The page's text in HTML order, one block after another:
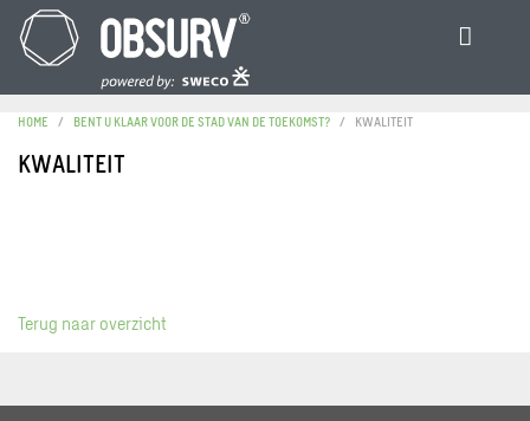
HOME BENT U KLAAR VOOR DE STAD VAN DE TOEKOMST? KWALITEIT
KWALITEIT
Terug naar overzicht